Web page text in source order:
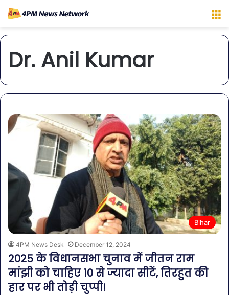
Dr. Anil Kumar
Bihar
4PM News Desk December 12, 2024
2025 के विधानसभा चुनाव में जीतन राम
मांझी को चाहिए 10 से ज्यादा सीटें, तिरहुत की
हार पर भी तोड़ी चुप्पी!